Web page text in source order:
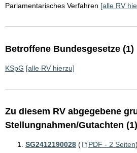
Parlamentarisches Verfahren [alle RV
Betroffene Bundesgesetze (1)
KSpG [alle RV hierzu]
Zu diesem RV abgegebene
Stellungnahmen/Gutachten (1)
SG2412190028 ( PDF - 2 Seiten)